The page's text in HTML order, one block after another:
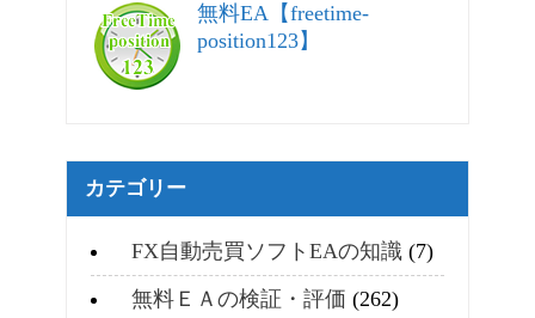
無料EA【freetime-
position123】
カテゴリー
FX自動売買ソフトEAの知識 (7)
無料ＥＡの検証・評価 (262)